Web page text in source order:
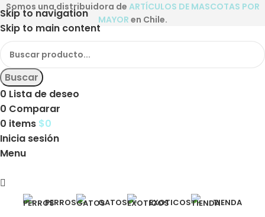
Skip to navigation
Skip to main content
Somos una distribuidora de ARTÍCULOS DE MASCOTAS POR
MAYOR en Chile.
Buscar
0 Lista de deseo
0 Comparar
0 items $0
Inicia sesión
Menu
PERROS GATOS EXOTICOS TIENDA